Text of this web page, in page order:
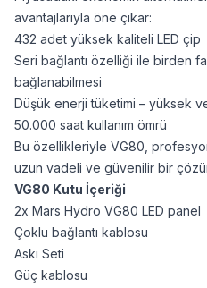
avantajlarıyla öne çıkar:
432 adet yüksek kaliteli LED çip
Seri bağlantı özelliği ile birden
bağlanabilmesi
Düşük enerji tüketimi – yüksek
50.000 saat kullanım ömrü
Bu özellikleriyle VG80,
uzun vadeli ve güvenilir bir
VG80 Kutu İçeriği
2x Mars Hydro VG80 LED panel
Çoklu bağlantı kablosu
Askı Seti
Güç kablosu